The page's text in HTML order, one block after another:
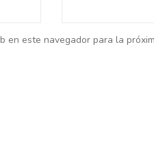
en este navegador para la